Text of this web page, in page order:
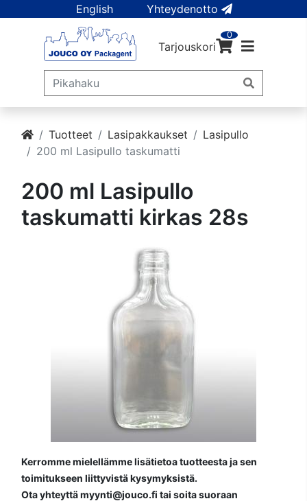
English Yhteydenotto
Tarjouskori
0
Tuotteet Lasipakkaukset
Lasipullo
200 ml Lasipullo taskumatti
200 ml Lasipullo
taskumatti kirkas 28s
Kerromme mielellämme lisätietoa tuotteesta ja sen
toimitukseen liittyvistä kysymyksistä.
Ota yhteyttä myynti@jouco.fi tai soita suoraan